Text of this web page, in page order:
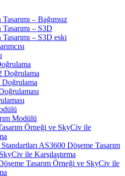
– Bağımsız
– S3D
– S3D eski
Doğrulama
Modülü
Örneği ve SkyCiv ile
AS3600 Döşeme Tasarım
ile Karşılaştırma
Tasarım Örneği ve SkyCiv ile